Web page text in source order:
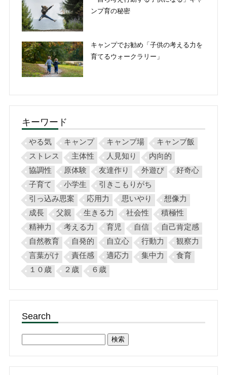
ンプ育の秘密
キャンプでお勧め「子供の考える力を
育てるウォークラリー」
キーワード
やる気 キャンプ キャンプ場
キャンプ飯
ストレス
主体性 人見知り
内向的
協調性
原体験 友達作り 外遊び
好奇心
子育て
小学生
引きこもりがち
引っ込み思案
応用力 思いやり
想像力
成長
父親 生きる力 社会性
積極性
精神力
考える力 育児 自信
自己肯定感
自然教育
自発的 自立心 行動力
観察力
言葉がけ
責任感 適応力 集中力
食育
１０歳
２歳 ６歳
Search